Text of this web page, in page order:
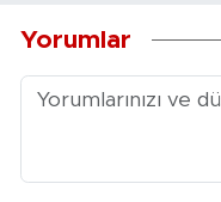
Yorumlar